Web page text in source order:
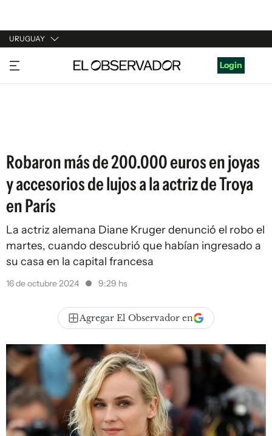
URUGUAY
URUGUAY
ARGENTINA
Login
Robaron más de 200.000 euros en joyas
y accesorios de lujos a la actriz de Troya
en París
La actriz alemana Diane Kruger denunció el robo el
martes, cuando descubrió que habían ingresado a
su casa en la capital francesa
16 de octubre 2024 9:29 hs
Agregar El Observador en